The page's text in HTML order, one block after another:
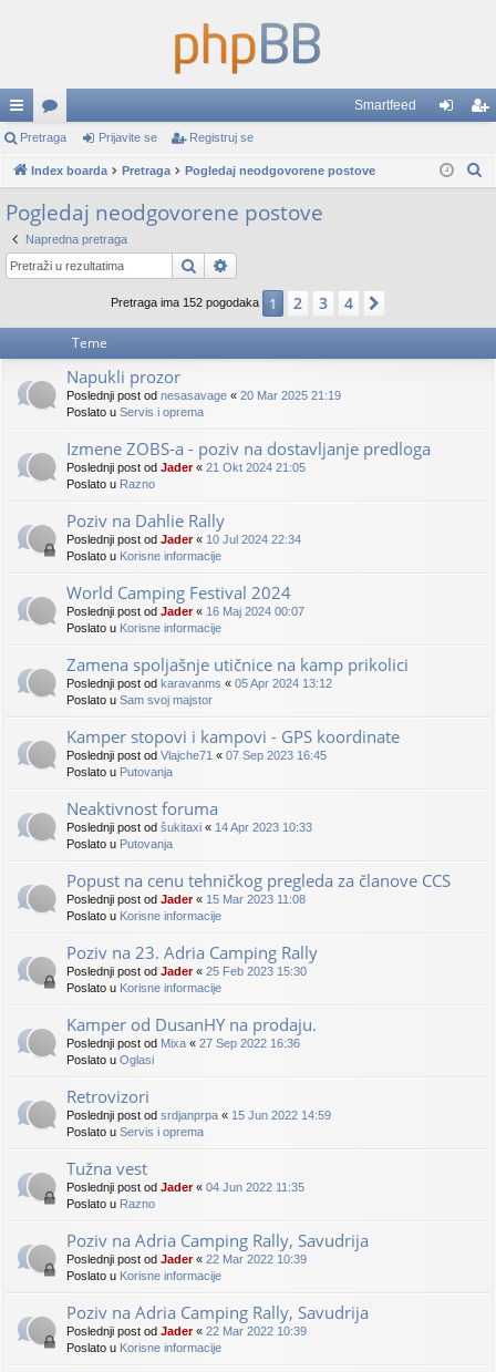
rzi
lin
ko
vi
or
u
mi
Smartfeed
av ist
Pretraga Prijavite se Registruj se
Index boarda Pretraga Pogledaj neodgovorene postove
Pogledaj neodgovorene postove
Napredna pretraga
Pretraga
Pretraga ima 152 pogodaka 1 2 3 4
Teme
Napukli prozor
Poslednji post od nesasavage « 20 Mar 2025 21:19
Poslato u Servis i oprema
Izmene ZOBS-a - poziv na dostavljanje predloga
Poslednji post od Jader« 21 Okt 2024 21:05
Poslato u Razno
Poziv na Dahlie Rally
Poslednji post od Jader« 10 Jul 2024 22:34
Poslato u Korisne informacije
World Camping Festival 2024
Poslednji post od Jader« 16 Maj 2024 00:07
Poslato u Korisne informacije
Zamena spoljašnje utičnice na kamp prikolici
Poslednji post od karavanms « 05 Apr 2024 13:12
Poslato u Sam svoj majstor
Kamper stopovi i kampovi - GPS koordinate
Poslednji post od Vlajche71 « 07 Sep 2023 16:45
Poslato u Putovanja
Neaktivnost foruma
Poslednji post od šukitaxi « 14 Apr 2023 10:33
Poslato u Putovanja
Popust na cenu tehničkog pregleda za članove CCS
Poslednji post od Jader« 15 Mar 2023 11:08
Poslato u Korisne informacije
Poziv na 23. Adria Camping Rally
Poslednji post od Jader« 25 Feb 2023 15:30
Poslato u Korisne informacije
Kamper od DusanHY na prodaju.
Poslednji post od Mixa « 27 Sep 2022 16:36
Poslato u Oglasi
Retrovizori
Poslednji post od srdjanprpa « 15 Jun 2022 14:59
Poslato u Servis i oprema
Tužna vest
Poslednji post od Jader« 04 Jun 2022 11:35
Poslato u Razno
Poziv na Adria Camping Rally, Savudrija
Poslednji post od Jader« 22 Mar 2022 10:39
Poslato u Korisne informacije
Poziv na Adria Camping Rally, Savudrija
Poslednji post od Jader« 22 Mar 2022 10:39
Poslato u Korisne informacije